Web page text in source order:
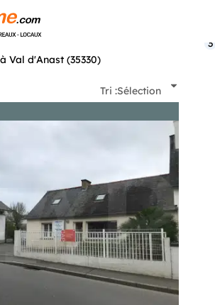
Val d'Anast (35330)
3
Tri :Sélection